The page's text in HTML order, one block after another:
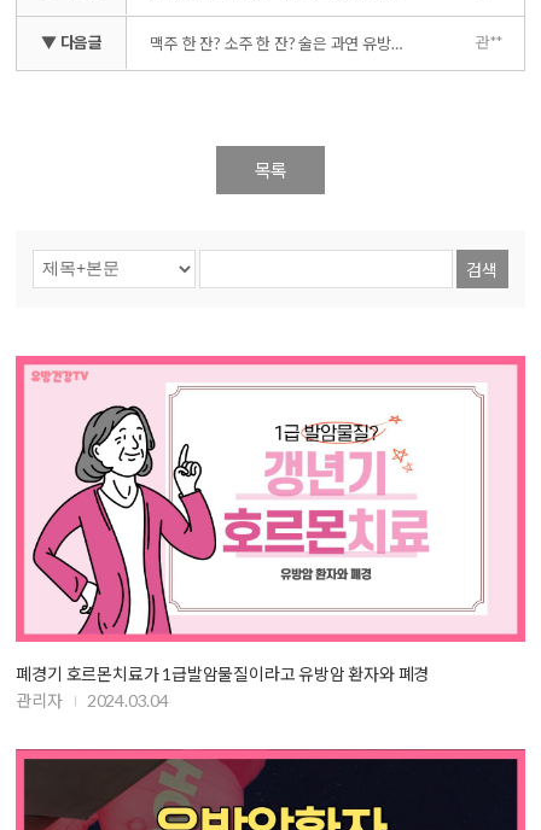
▼ 다음글 맥주 한 잔? 소주 한 잔? 술은 과연 유방암에 어떤 영향을 미칠까 _ 과도한 음주의 기준 관**
목록
검색
폐경기 호르몬치료가 1급발암물질이라고 유방암 환자와 폐경
관리자
2024.03.04